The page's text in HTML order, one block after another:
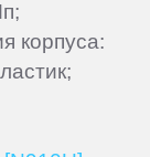
корпуса: